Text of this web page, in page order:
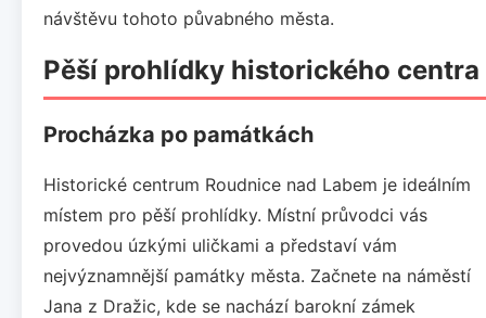
návštěvu tohoto půvabného města.
Pěší prohlídky historického centra
Procházka po památkách
Historické centrum Roudnice nad Labem je ideálním
místem pro pěší prohlídky. Místní průvodci vás
provedou úzkými uličkami a představí vám
nejvýznamnější památky města. Začnete na náměstí
Jana z Dražic, kde se nachází barokní zámek